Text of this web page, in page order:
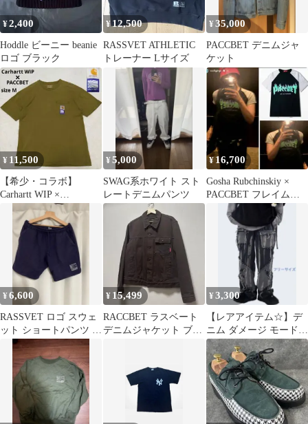
¥2,400
Hoddle ビーニー beanie
ロゴ ブラック
¥12,500
RASSVET ATHLETIC
トレーナー Lサイズ
¥35,000
PACCBET デニムジャ
ケット
¥ 11,500
【希少・コラボ】
Carhartt WIP ×
PACCBET ポケットTシ
ャツM
¥5,000
SWAG系ホワイト スト
レートデニムパンツ
¥16,700
Gosha Rubchinskiy ×
PACCBET フレイムロ
ゴ Tシャツ
¥6,600
RASSVET ロゴ スウェ
ット ショートパンツ ネ
イビー
¥ 15,499
RACCBET ラスベート
デニムジャケット ブラ
¥3,300
【レアアイテム☆】デ
ニム ダメージ モード系
シルエット ワイド ブリ
ーチ 黒